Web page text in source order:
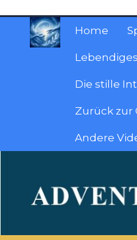
springen
Home
Die stille
Zurück zur
Andere